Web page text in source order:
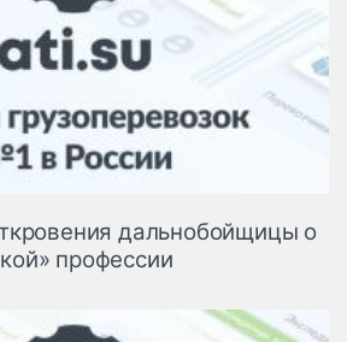
дальнобойщицы о
профессии